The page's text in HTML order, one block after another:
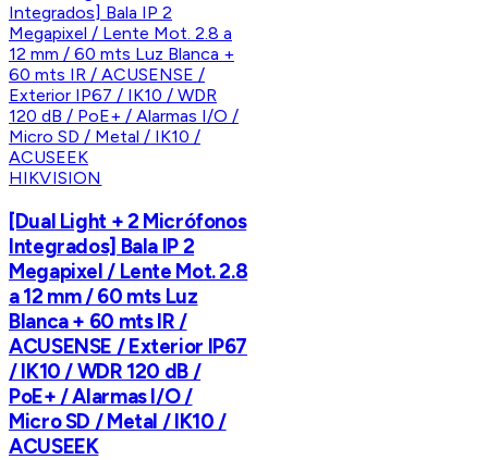
HIKVISION
[Dual Light + 2 Micrófonos
Integrados] Bala IP 2
Megapixel / Lente Mot. 2.8
a 12 mm / 60 mts Luz
Blanca + 60 mts IR /
ACUSENSE / Exterior IP67
/ IK10 / WDR 120 dB /
PoE+ / Alarmas I/O /
Micro SD / Metal / IK10 /
ACUSEEK